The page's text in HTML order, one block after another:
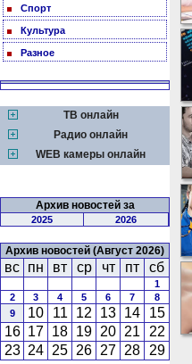
Спорт
Культура
Разное
ТВ онлайн
Радио онлайн
WEB камеры онлайн
Архив новостей за
2025 2026
Архив новостей (Август 2026)
вс пн вт ср чт пт сб
1
2
3 4 5 6 7
8
9
10 11 12 13 14
15
16 17 18 19 20 21
22
23 24 25 26 27 28 29